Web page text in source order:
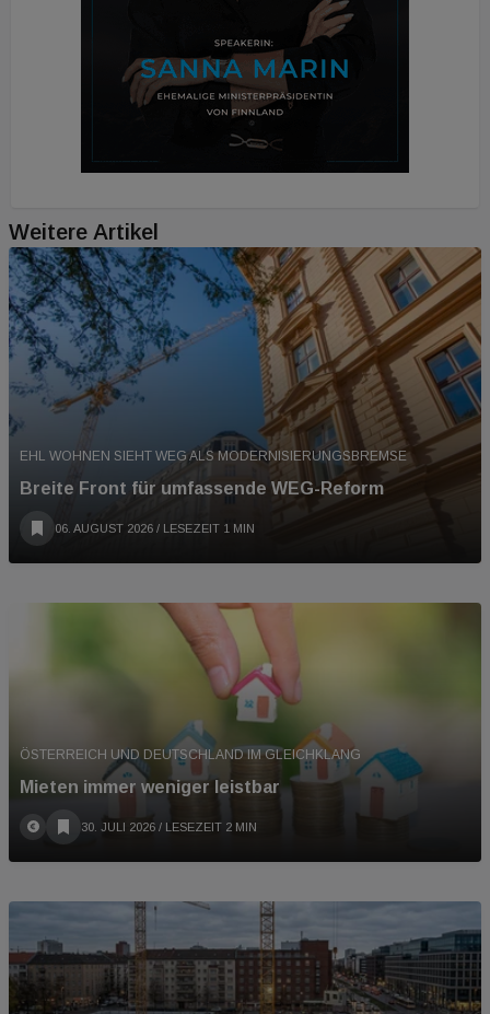
Weitere Artikel
EHL WOHNEN SIEHT WEG ALS MODERNISIERUNGSBREMSE
Breite Front für umfassende WEG-Reform
06. AUGUST 2026 / LESEZEIT 1 MIN
ÖSTERREICH UND DEUTSCHLAND IM GLEICHKLANG
Mieten immer weniger leistbar
30. JULI 2026 / LESEZEIT 2 MIN